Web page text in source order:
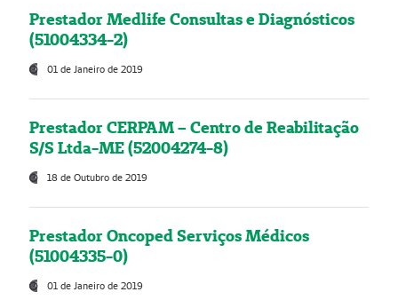
Prestador Medlife Consultas e Diagnósticos
(51004334-2)
01 de Janeiro de 2019
Prestador CERPAM – Centro de Reabilitação
S/S Ltda-ME (52004274-8)
18 de Outubro de 2019
Prestador Oncoped Serviços Médicos
(51004335-0)
01 de Janeiro de 2019